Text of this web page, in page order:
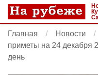
Главная Новости
приметы на 24 декабря
день